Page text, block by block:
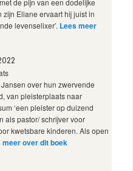
Eliane ervaart hij juist in
levenselixer’. Lees meer
over hun zwervende
van pleisterplaats naar
‘een pleister op duizend
als pastor/ schrijver voor
kwetsbare kinderen. Als open
meer over dit boek